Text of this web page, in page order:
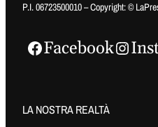
P.I. 06723500010 – Copyright: ©
Facebook
LA NOSTRA REALTÀ